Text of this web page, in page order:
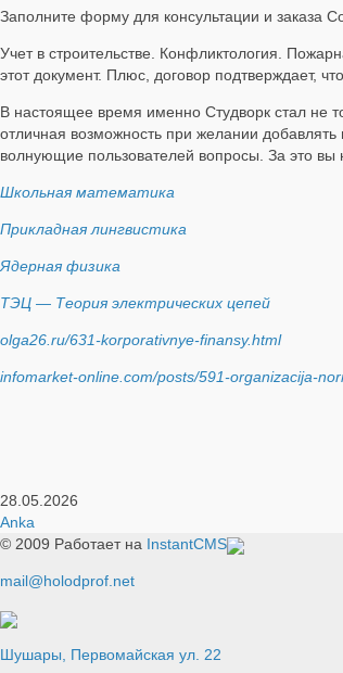
Заполните форму для консультации и заказа
Учет в строительстве. Конфликтология.
этот документ. Плюс, договор подтверждает,
В настоящее время именно Студворк стал не
отличная возможность при желании
волнующие пользователей вопросы. За это вы
Школьная математика
Прикладная лингвистика
Ядерная физика
ТЭЦ — Теория электрических цепей
olga26.ru/631-korporativnye-finansy.html
infomarket-online.com/posts/591-organizacija-
28.05.2026
Anka
© 2009 Работает на InstantCMS
mail@holodprof.net
Шушары, Первомайская ул. 22